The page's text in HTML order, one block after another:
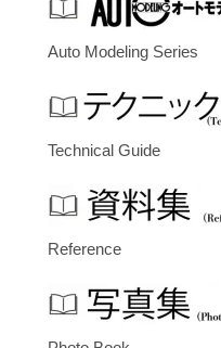
Auto Modeling Series
Technical Guide
Reference